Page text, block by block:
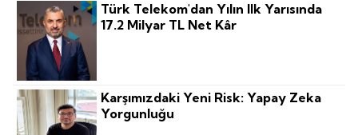
Türk Telekom'dan Yılın Ilk Yarısında
17.2 Milyar TL Net Kâr
Karşımızdaki Yeni Risk: Yapay Zeka
Yorgunluğu